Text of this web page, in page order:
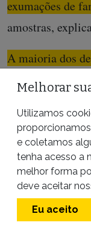
exumações de
amostras,
A maioria dos
localizados na
impressões
possibilitaram
identificação
setembro de
Eduardo Arigón,
submetido a
Melhorar
Utilizamos
e coletamos
tenha acesso a
melhor forma
deve aceitar
Eu aceito